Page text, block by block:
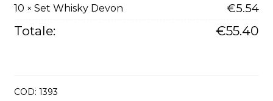
quantità
10 × Set Whisky Devon €5.54
Totale: €55.40
COD: 1393